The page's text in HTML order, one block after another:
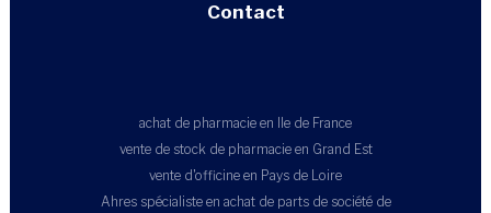
Contact
achat de pharmacie en Ile de France
vente de stock de pharmacie en Grand Est
vente d'officine en Pays de Loire
Ahres spécialiste en achat de parts de société de